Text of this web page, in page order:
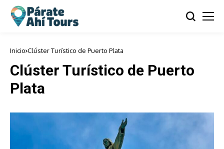
Inicio Clúster Turístico de Puerto Plata
Clúster Turístico de Puerto
Plata